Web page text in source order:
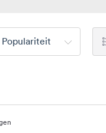
Populariteit